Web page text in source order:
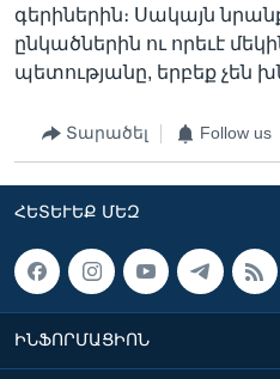
գերիներին։ Սակայն
ընկածներին ու որեւէ
պետությանը, երբեք չեն
Տարածել Follow us
ՀԵՏԵՒԵՔ ՄԵԶ
ԻՆՖՈՐՄԱՑԻՈՆ